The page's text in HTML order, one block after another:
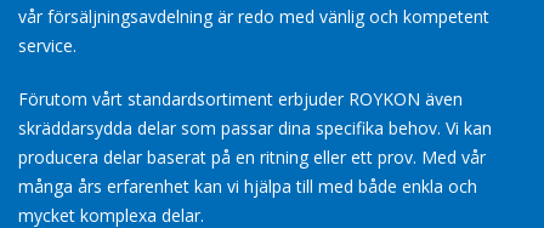
vår försäljningsavdelning är redo med vänlig och kompetent
service.
Förutom vårt standardsortiment erbjuder ROYKON även
skräddarsydda delar som passar dina specifika behov. Vi kan
producera delar baserat på en ritning eller ett prov. Med vår
många års erfarenhet kan vi hjälpa till med både enkla och
mycket komplexa delar.